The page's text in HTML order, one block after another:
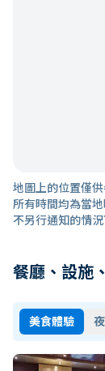
地圖上的位置僅供
所有時間均為當
不另行通知的情況
餐廳、設施
美食體驗